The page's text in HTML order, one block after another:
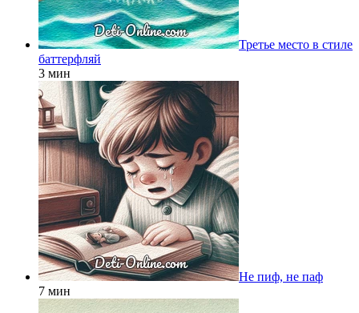
Третье место в стиле
баттерфляй
3 мин
Не пиф, не паф
7 мин